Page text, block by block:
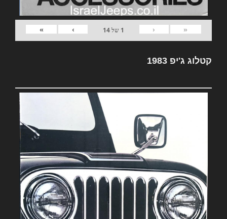
«
‹
1 של14
›
»
קטלוג ג'יפ 1983